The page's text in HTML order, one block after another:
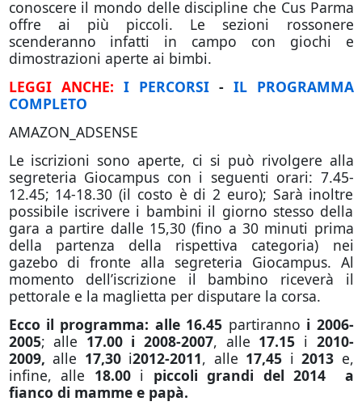
conoscere il mondo delle discipline che Cus Parma
offre ai più piccoli. Le sezioni rossonere
scenderanno infatti in campo con giochi e
dimostrazioni aperte ai bimbi.
LEGGI ANCHE: I PERCORSI - IL PROGRAMMA
COMPLETO
AMAZON_ADSENSE
Le iscrizioni sono aperte, ci si può rivolgere alla
segreteria Giocampus con i seguenti orari: 7.45-
12.45; 14-18.30 (il costo è di 2 euro); Sarà inoltre
possibile iscrivere i bambini il giorno stesso della
gara a partire dalle 15,30 (fino a 30 minuti prima
della partenza della rispettiva categoria) nei
gazebo di fronte alla segreteria Giocampus. Al
momento dell’iscrizione il bambino riceverà il
pettorale e la maglietta per disputare la corsa.
Ecco il programma: alle 16.45 partiranno i 2006-
2005; alle 17.00 i 2008-2007, alle 17.15 i 2010-
2009, alle 17,30 i2012-2011, alle 17,45 i 2013 e,
infine, alle 18.00 i piccoli grandi del 2014 a
fianco di mamme e papà.